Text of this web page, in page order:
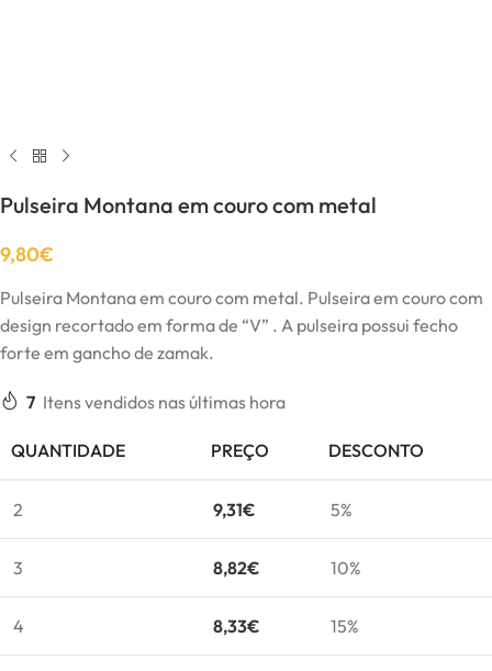
Pulseira Montana em couro com metal
9,80€
Pulseira Montana em couro com metal. Pulseira em couro com
design recortado em forma de “V” . A pulseira possui fecho
forte em gancho de zamak.
7 Itens vendidos nas últimas hora
QUANTIDADE PREÇO DESCONTO
2 9,31€ 5%
3 8,82€ 10%
4 8,33€ 15%